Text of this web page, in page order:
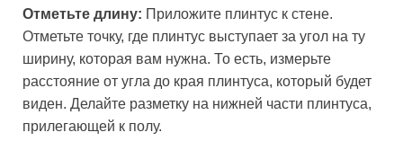
Отметьте длину: Приложите плинтус к стене.
Отметьте точку, где плинтус выступает за угол на ту
ширину, которая вам нужна. То есть, измерьте
расстояние от угла до края плинтуса, который будет
виден. Делайте разметку на нижней части плинтуса,
прилегающей к полу.